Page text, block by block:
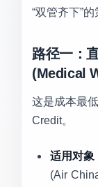
“双管齐下”的
路径一：
(Medical
这是成本最
Credit。
适用对象
(Air